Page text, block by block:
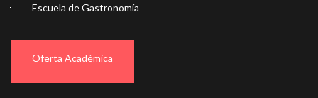
Escuela de Gastronomía
Oferta Académica